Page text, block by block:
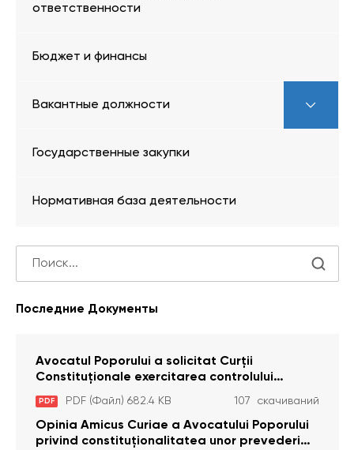
ответственности
Бюджет и финансы
Вакантные должности
Государственные закупки
Нормативная база деятельности
Последние Документы
Avocatul Poporului a solicitat Curţii
Constituţionale exercitarea controlului
constituţionalităţii unor prevederi cu privire la
plata alocației sociale de stat persoanelor
cu dizabilitați care sunt private de liberate
PDF PDF (Файл) 682.4 KB 107 скачиваний
Opinia Amicus Curiae a Avocatului Poporului
privind constituționalitatea unor prevederi